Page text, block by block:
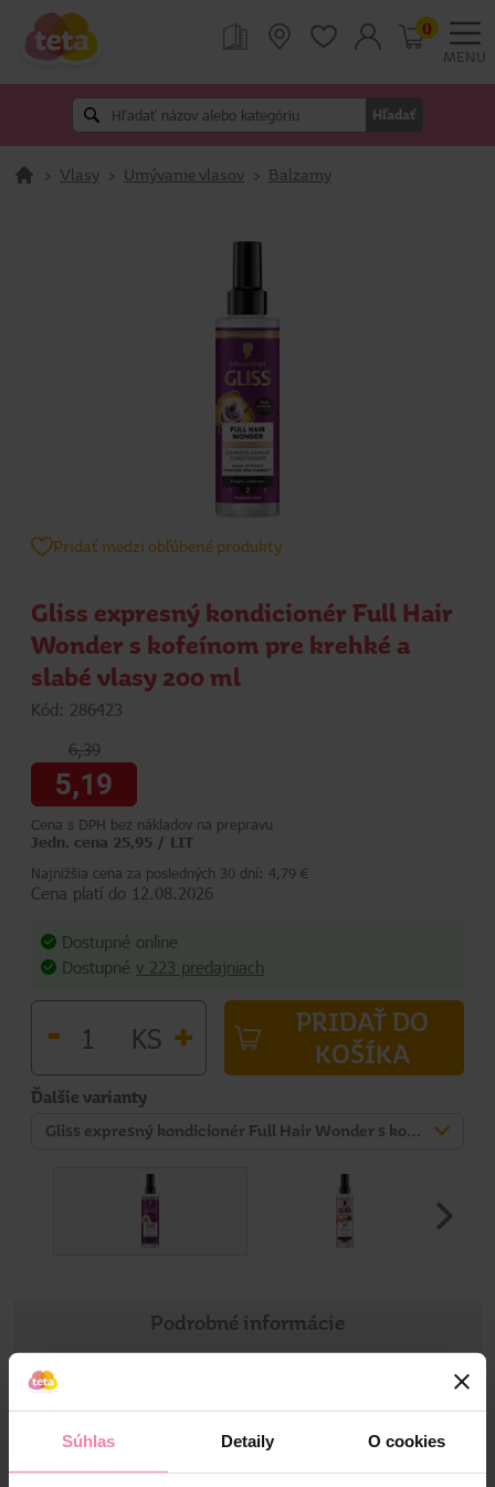
Súhlas Detaily O cookies
MENU
Hľadať
0
> Vlasy > Umývanie vlasov > Balzamy
Pridať medzi obľúbené produkty
Gliss expresný kondicionér Full Hair
Wonder s kofeínom pre krehké a
slabé vlasy 200 ml
Kód: 286423
6,39
5,19
Cena s DPH bez nákladov na prepravu
Jedn. cena 25,95 / LIT
Najnižšia cena za posledných 30 dní: 4,79 €
Cena platí do 12.08.2026
Dostupné online
Dostupné v 223 predajniach
- KS +
PRIDAŤ DO
KOŠÍKA
Ďalšie varianty
Gliss expresný kondicionér Full Hair Wonder s kofeínom pre krehké a slabé vlasy 200 ml
Podrobné informácie
Trápia vás krehké a slabé vlasy? Bezoplachový kondicionér
v spreji Schwarzkopf Gliss Full Hair Wonder kombinuje